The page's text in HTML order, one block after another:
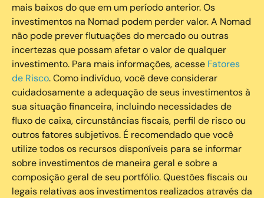
mais baixos do que em um período anterior. Os
investimentos na Nomad podem perder valor. A Nomad
não pode prever flutuações do mercado ou outras
incertezas que possam afetar o valor de qualquer
investimento. Para mais informações, acesse Fatores
de Risco. Como indivíduo, você deve considerar
cuidadosamente a adequação de seus investimentos à
sua situação financeira, incluindo necessidades de
fluxo de caixa, circunstâncias fiscais, perfil de risco ou
outros fatores subjetivos. É recomendado que você
utilize todos os recursos disponíveis para se informar
sobre investimentos de maneira geral e sobre a
composição geral de seu portfólio. Questões fiscais ou
legais relativas aos investimentos realizados através da